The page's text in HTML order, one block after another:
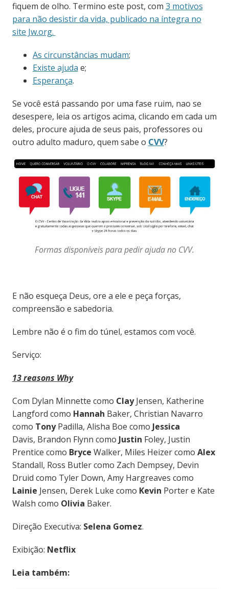
fiquem de olho. Termino este post, com 3 motivos
para não desistir da vida, publicado na íntegra no
site Jw.org.
As circunstâncias mudam;
Existe ajuda e;
Esperança.
Se você está passando por uma fase ruim, nao se
desespere, leia os artigos acima, clicando em cada um
deles, procure ajuda de seus pais, professores ou
outro adulto maduro, quem sabe o CVV?
Formas disponíveis para pedir ajuda no CVV.
E não esqueça Deus, ore a ele e peça forças,
compreensão e sabedoria.
Lembre não é o fim do túnel, estamos com você.
Serviço:
13 reasons Why
Com Dylan Minnette como ClayJensen, Katherine
Langford como Hannah Baker, Christian Navarro
como TonyPadilla, Alisha Boe como Jessica
Davis, Brandon Flynn como Justin Foley, Justin
Prentice como Bryce Walker, Miles Heizer como Alex
Standall, Ross Butler como Zach Dempsey, Devin
Druid como Tyler Down, Amy Hargreaves como
Lainie Jensen, Derek Luke como Kevin Porter e Kate
Walsh como Olivia Baker.
Direção Executiva: Selena Gomez.
Exibição: Netflix
Leia também: